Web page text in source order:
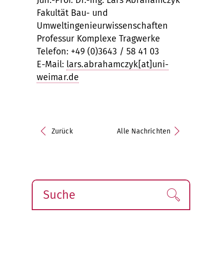
Fakultät Bau- und
Umweltingenieurwissenschaften
Professur Komplexe Tragwerke
Telefon: +49 (0)3643 / 58 41 03
E-Mail: lars.abrahamczyk[at]uni-
weimar.de
Zurück Alle Nachrichten
Suche Finden!